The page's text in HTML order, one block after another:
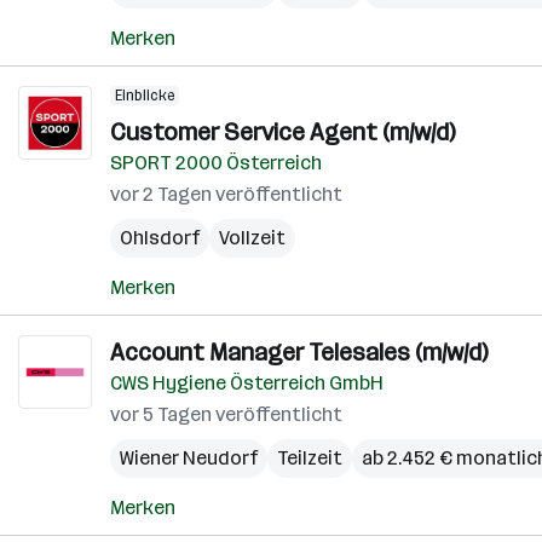
Merken
Einblicke
Customer Service Agent (m/w/d)
SPORT 2000 Österreich
vor 2 Tagen veröffentlicht
Ohlsdorf
Vollzeit
Merken
Account Manager Telesales (m/w/d)
CWS Hygiene Österreich GmbH
vor 5 Tagen veröffentlicht
Wiener Neudorf
Teilzeit ab 2.452 €
Merken